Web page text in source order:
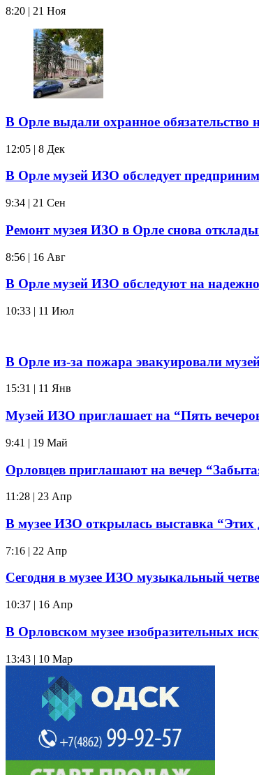
8:20 | 21 Ноя
В Орле выдали охранное
12:05 | 8 Дек
В Орле музей ИЗО обследует
9:34 | 21 Сен
Ремонт музея ИЗО в Орле снова
8:56 | 16 Авг
В Орле музей ИЗО обследуют на
10:33 | 11 Июл
В Орле из-за пожара эвакуировали
15:31 | 11 Янв
Музей ИЗО приглашает на “Пять
9:41 | 19 Май
Орловцев приглашают на вечер
11:28 | 23 Апр
В музее ИЗО открылась выставка “Этих
7:16 | 22 Апр
Сегодня в музее ИЗО музыкальный
10:37 | 16 Апр
В Орловском музее изобразительных
13:43 | 10 Мар